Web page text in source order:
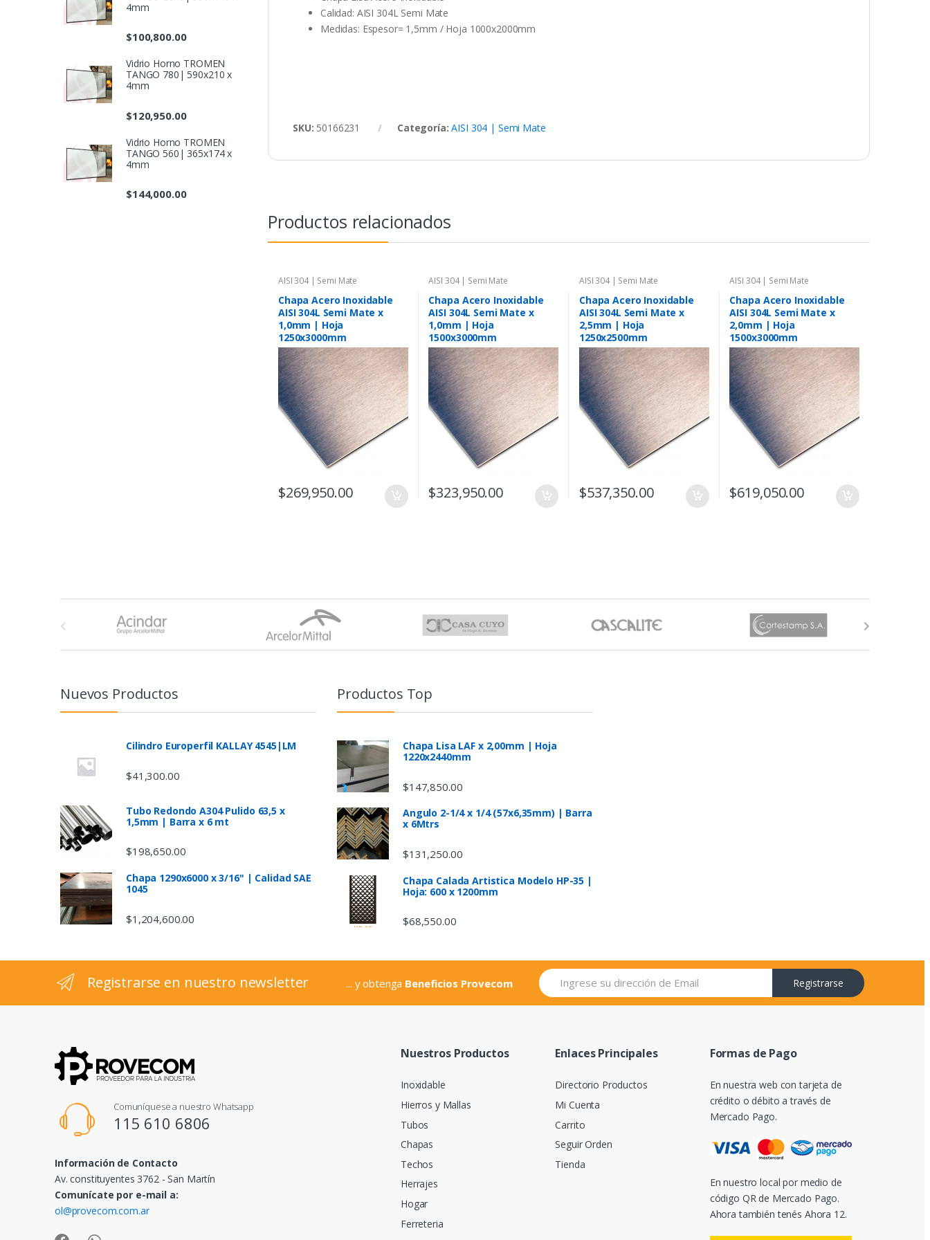
Calidad: AISI 304L Semi Mate
Medidas: Espesor= 1,5mm / Hoja 1000x2000mm
SKU: 50166231 Categoría:AISI 304 | Semi Mate
Productos relacionados
AISI 304 | Semi Mate
Chapa Acero Inoxidable
AISI 304L Semi Mate x
1,0mm | Hoja
1250x3000mm
$269,950.00
AISI 304 | Semi Mate
Chapa Acero Inoxidable
AISI 304L Semi Mate x
1,0mm | Hoja
1500x3000mm
$323,950.00
AISI 304 | Semi Mate
Chapa Acero Inoxidable
AISI 304L Semi Mate x
2,5mm | Hoja
1250x2500mm
$537,350.00
AISI 304 | Semi Mate
Chapa Acero Inoxidable
AISI 304L Semi Mate x
2,0mm | Hoja
1500x3000mm
$619,050.00
4mm
$100,800.00
Vidrio Horno TROMEN
TANGO 780| 590x210 x
4mm
$120,950.00
Vidrio Horno TROMEN
TANGO 560| 365x174 x
4mm
$144,000.00
Nuevos Productos
Cilindro Europerfil KALLAY 4545|LM
$41,300.00
Tubo Redondo A304 Pulido 63,5 x
1,5mm | Barra x 6 mt
$198,650.00
Chapa 1290x6000 x 3/16" | Calidad SAE
1045
$1,204,600.00
Productos Top
Chapa Lisa LAF x 2,00mm | Hoja
1220x2440mm
$147,850.00
Angulo 2-1/4 x 1/4 (57x6,35mm) | Barra
x 6Mtrs
$131,250.00
Chapa Calada Artistica Modelo HP-35 |
Hoja: 600 x 1200mm
$68,550.00
Registrarse en nuestro newsletter ... y obtenga Beneficios Provecom Registrarse
Comuníquese a nuestro Whatsapp
115 610 6806
Información de Contacto
Av. constituyentes 3762 - San Martín
Comunícate por e-mail a:
ol@provecom.com.ar
Nuestros Productos
Inoxidable
Hierros y Mallas
Tubos
Chapas
Techos
Herrajes
Hogar
Ferreteria
Enlaces Principales
Directorio Productos
Mi Cuenta
Carrito
Seguir Orden
Tienda
Formas de Pago
En nuestra web con tarjeta de
crédito o débito a través de
Mercado Pago.
En nuestro local por medio de
código QR de Mercado Pago.
Ahora también tenés Ahora 12.